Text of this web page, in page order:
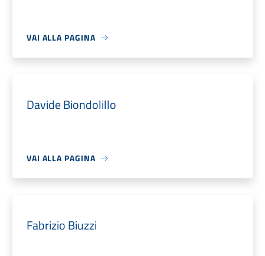
VAI ALLA PAGINA
Davide Biondolillo
VAI ALLA PAGINA
Fabrizio Biuzzi